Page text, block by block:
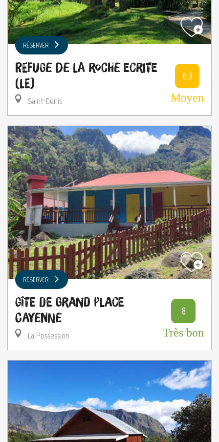
RÉSERVER
Refuge de la Roche Ecrite
(Le)
Saint-Denis
6,9
Moyen
RÉSERVER
Gîte de Grand Place
Cayenne
La Possession
8
Très bon